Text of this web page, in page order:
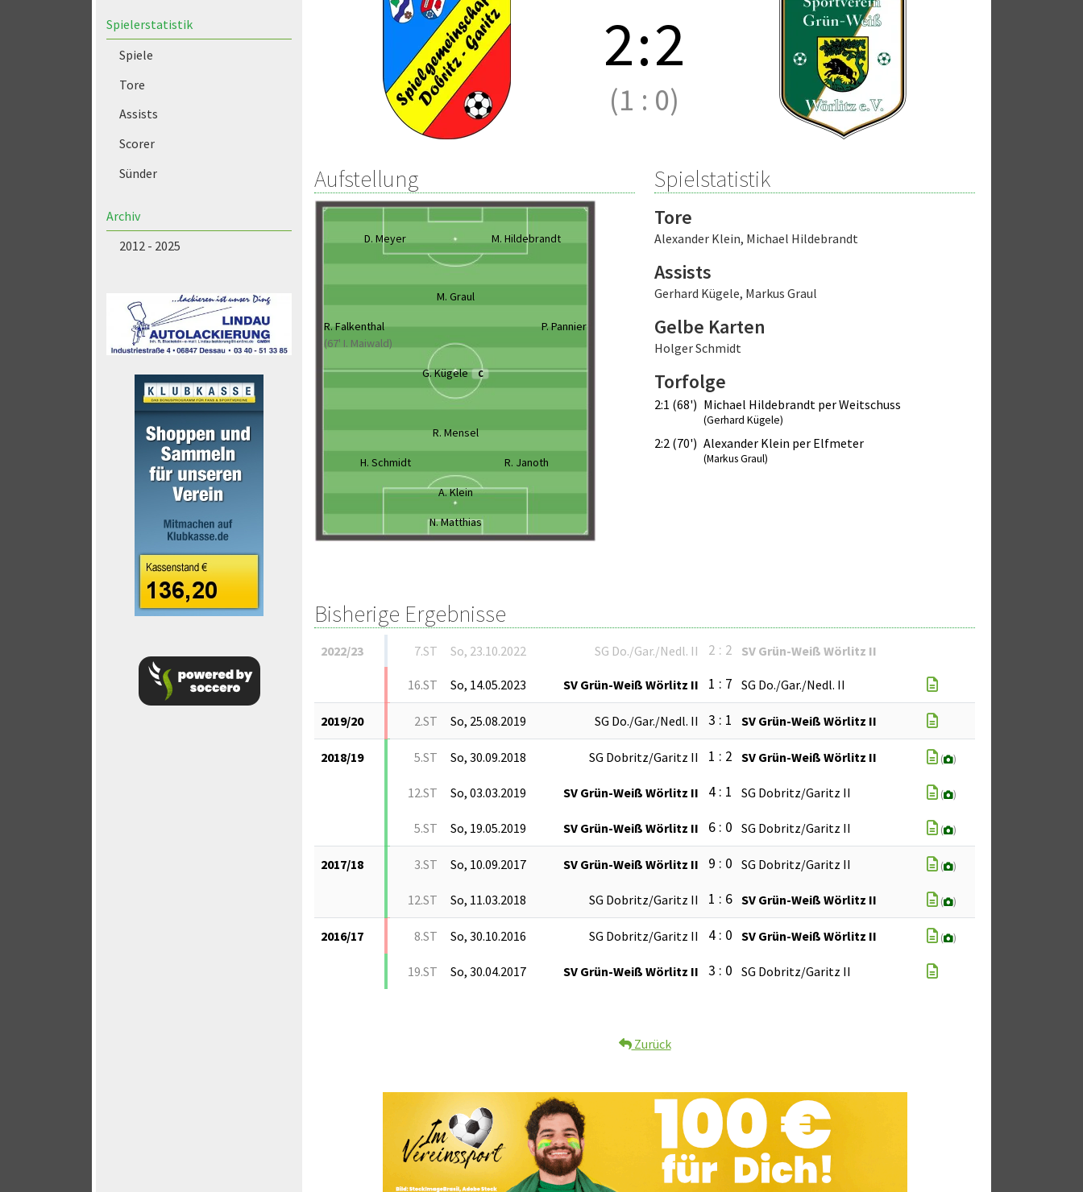
Spielerstatistik
Spiele
Tore
Assists
Scorer
Sünder
Archiv
2012 - 2025
2:2
(1 : 0)
Aufstellung
D. Meyer M. Hildebrandt
M. Graul
R. Falkenthal
(67' I. Maiwald)
P. Pannier
G. Kügele C
R. Mensel
H. Schmidt R. Janoth
A. Klein
N. Matthias
Spielstatistik
Tore
Alexander Klein, Michael Hildebrandt
Assists
Gerhard Kügele, Markus Graul
Gelbe Karten
Holger Schmidt
Torfolge
2:1 (68') Michael Hildebrandt per Weitschuss
(Gerhard Kügele)
2:2 (70') Alexander Klein per Elfmeter
(Markus Graul)
Bisherige Ergebnisse
2022/23 7.ST So, 23.10.2022 SG Do./Gar./Nedl. II 2 : 2 SV Grün-Weiß Wörlitz II
16.ST So, 14.05.2023 SV Grün-Weiß Wörlitz II 1 : 7 SG Do./Gar./Nedl. II
2019/20 2.ST So, 25.08.2019 SG Do./Gar./Nedl. II 3 : 1 SV Grün-Weiß Wörlitz II
2018/19 5.ST So, 30.09.2018 SG Dobritz/Garitz II 1 : 2 SV Grün-Weiß Wörlitz II ( )
12.ST So, 03.03.2019 SV Grün-Weiß Wörlitz II 4 : 1 SG Dobritz/Garitz II ( )
5.ST So, 19.05.2019 SV Grün-Weiß Wörlitz II 6 : 0 SG Dobritz/Garitz II ( )
2017/18 3.ST So, 10.09.2017 SV Grün-Weiß Wörlitz II 9 : 0 SG Dobritz/Garitz II ( )
12.ST So, 11.03.2018 SG Dobritz/Garitz II 1 : 6 SV Grün-Weiß Wörlitz II ( )
2016/17 8.ST So, 30.10.2016 SG Dobritz/Garitz II 4 : 0 SV Grün-Weiß Wörlitz II ( )
19.ST So, 30.04.2017 SV Grün-Weiß Wörlitz II 3 : 0 SG Dobritz/Garitz II
Zurück